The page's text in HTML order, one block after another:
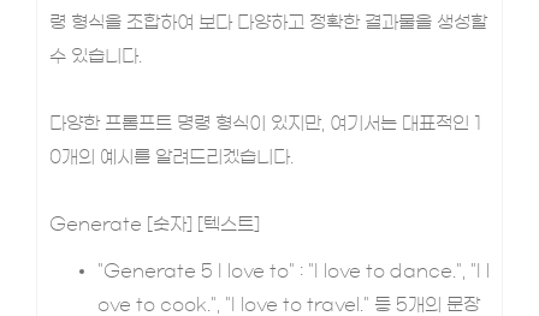
령 형식을 조합하여 보다 다양하고 정확한 결과물을 생성할
수 있습니다.
다양한 프롬프트 명령 형식이 있지만, 여기서는 대표적인 1
0개의 예시를 알려드리겠습니다.
Generate [숫자] [텍스트]
"Generate 5 I love to" : "I love to dance.", "I l
ove to cook.", "I love to travel." 등 5개의 문장